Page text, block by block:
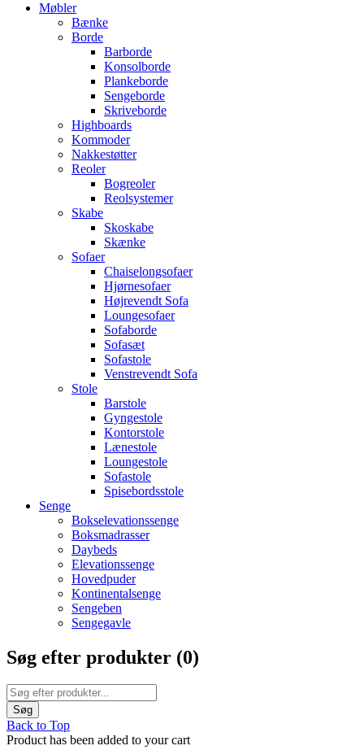
Møbler
Bænke
Borde
Barborde
Konsolborde
Plankeborde
Sengeborde
Skriveborde
Highboards
Kommoder
Nakkestøtter
Reoler
Bogreoler
Reolsystemer
Skabe
Skoskabe
Skænke
Sofaer
Chaiselongsofaer
Hjørnesofaer
Højrevendt Sofa
Loungesofaer
Sofaborde
Sofasæt
Sofastole
Venstrevendt Sofa
Stole
Barstole
Gyngestole
Kontorstole
Lænestole
Loungestole
Sofastole
Spisebordsstole
Senge
Bokselevationssenge
Boksmadrasser
Daybeds
Elevationssenge
Hovedpuder
Kontinentalsenge
Sengeben
Sengegavle
Søg efter produkter (0)
Back to Top
Product has been added to your cart